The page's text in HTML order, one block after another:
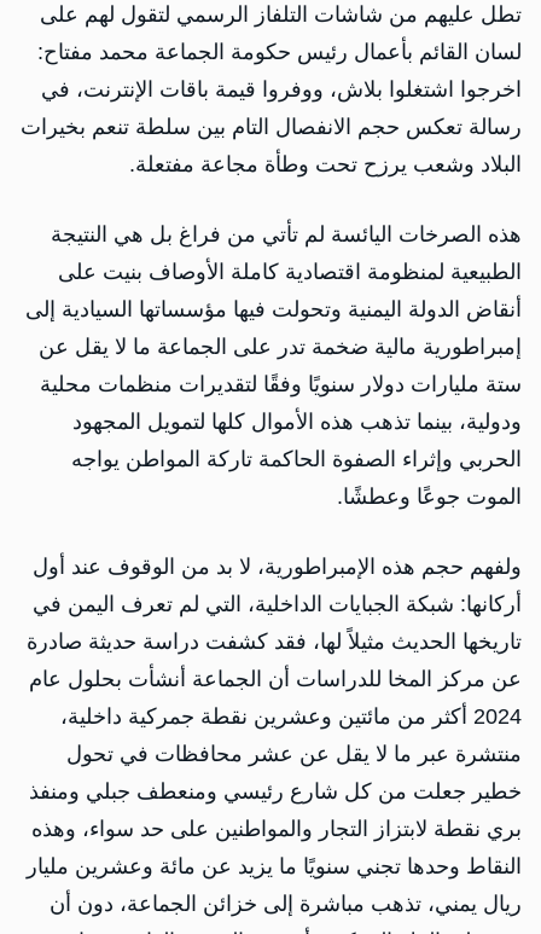
تطل عليهم من شاشات التلفاز الرسمي لتقول لهم على
لسان القائم بأعمال رئيس حكومة الجماعة محمد مفتاح:
اخرجوا اشتغلوا بلاش، ووفروا قيمة باقات الإنترنت، في
رسالة تعكس حجم الانفصال التام بين سلطة تنعم بخيرات
البلاد وشعب يرزح تحت وطأة مجاعة مفتعلة.
هذه الصرخات اليائسة لم تأتي من فراغ بل هي النتيجة
الطبيعية لمنظومة اقتصادية كاملة الأوصاف بنيت على
أنقاض الدولة اليمنية وتحولت فيها مؤسساتها السيادية إلى
إمبراطورية مالية ضخمة تدر على الجماعة ما لا يقل عن
ستة مليارات دولار سنويًا وفقًا لتقديرات منظمات محلية
ودولية، بينما تذهب هذه الأموال كلها لتمويل المجهود
الحربي وإثراء الصفوة الحاكمة تاركة المواطن يواجه
الموت جوعًا وعطشًا.
ولفهم حجم هذه الإمبراطورية، لا بد من الوقوف عند أول
أركانها: شبكة الجبايات الداخلية، التي لم تعرف اليمن في
تاريخها الحديث مثيلاً لها، فقد كشفت دراسة حديثة صادرة
عن مركز المخا للدراسات أن الجماعة أنشأت بحلول عام
2024 أكثر من مائتين وعشرين نقطة جمركية داخلية،
منتشرة عبر ما لا يقل عن عشر محافظات في تحول
خطير جعلت من كل شارع رئيسي ومنعطف جبلي ومنفذ
بري نقطة لابتزاز التجار والمواطنين على حد سواء، وهذه
النقاط وحدها تجني سنويًا ما يزيد عن مائة وعشرين مليار
ريال يمني، تذهب مباشرة إلى خزائن الجماعة، دون أن